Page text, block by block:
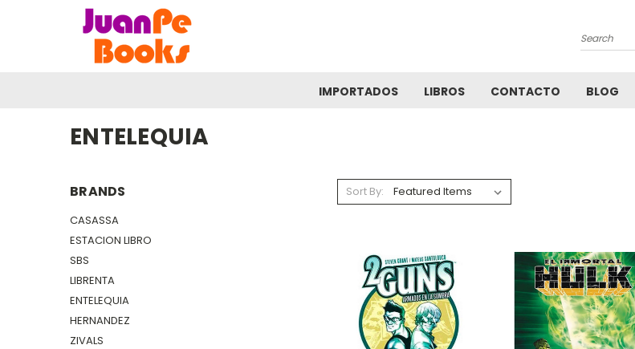
Search
IMPORTADOS LIBROS CONTACTO BLOG
ENTELEQUIA
BRANDS
CASASSA
ESTACION LIBRO
SBS
LIBRENTA
ENTELEQUIA
HERNANDEZ
ZIVALS
Sort By: